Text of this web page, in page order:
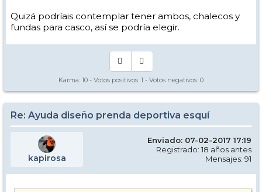
Quizá podríais contemplar tener ambos, chalecos y
fundas para casco, así se podría elegir.
Karma: 10 - Votos positivos: 1 - Votos negativos: 0
Re: Ayuda diseño prenda deportiva esquí
kapirosa
Enviado: 07-02-2017 17:19
Registrado: 18 años antes
Mensajes: 91